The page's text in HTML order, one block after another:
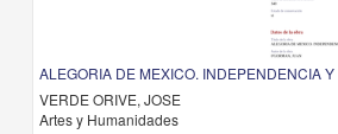
ALEGORIA DE MEXICO. INDEPENDENCIA
VERDE ORIVE, JOSE
Artes y Humanidades